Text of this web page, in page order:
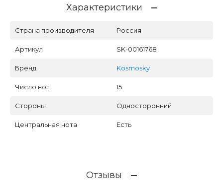
Характеристики
Страна производителя Россия
Артикул SK-00161768
Бренд Kosmosky
Число нот 15
Стороны Односторонний
Центральная нота Есть
Отзывы